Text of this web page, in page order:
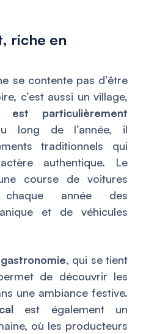
riche en
se contente pas d’être
c’est aussi un village,
particulièrement
long de l’année, il
traditionnels qui
authentique. Le
course de voitures
année des
et de véhicules
, qui se tient
de découvrir les
une ambiance festive.
est également un
où les producteurs